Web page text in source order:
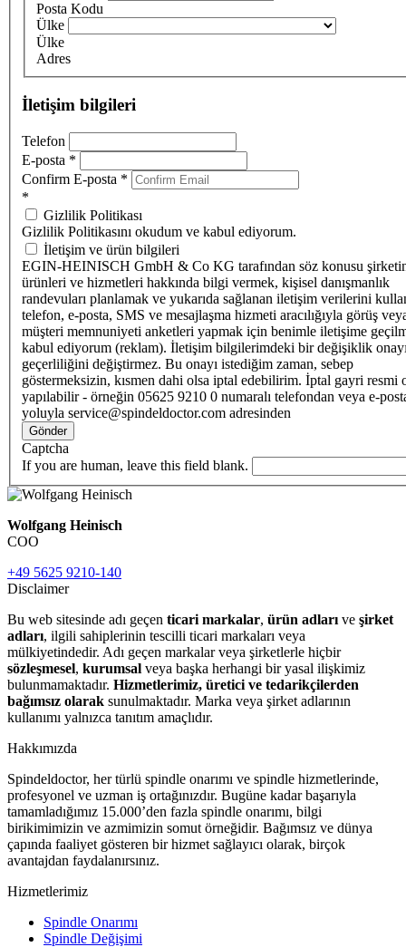
Posta Kodu
Ülke
Ülke
Adres
İletişim bilgileri
Telefon
E-posta *
Confirm E-posta *
*
Gizlilik Politikası
Gizlilik Politikasını okudum ve kabul ediyorum.
İletişim ve ürün bilgileri
EGIN-HEINISCH GmbH & Co KG tarafından söz konusu
ürünleri ve hizmetleri hakkında bilgi vermek, kişisel danışmanlık
randevuları planlamak ve yukarıda sağlanan iletişim verilerini
telefon, e-posta, SMS ve mesajlaşma hizmeti aracılığıyla görüş
müşteri memnuniyeti anketleri yapmak için benimle iletişime
kabul ediyorum (reklam). İletişim bilgilerimdeki bir değişiklik
geçerliliğini değiştirmez. Bu onayı istediğim zaman, sebep
göstermeksizin, kısmen dahi olsa iptal edebilirim. İptal gayri resmi
yapılabilir - örneğin 05625 9210 0 numaralı telefondan veya e-
yoluyla service@spindeldoctor.com adresinden
Gönder
Captcha
If you are human, leave this field blank.
Wolfgang Heinisch
COO
+49 5625 9210-140
Disclaimer
Bu web sitesinde adı geçen ticari markalar, ürün adları ve şirket
adları, ilgili sahiplerinin tescilli ticari markaları veya
mülkiyetindedir. Adı geçen markalar veya şirketlerle hiçbir
sözleşmesel, kurumsal veya başka herhangi bir yasal ilişkimiz
bulunmamaktadır. Hizmetlerimiz, üretici ve tedarikçilerden
bağımsız olarak sunulmaktadır. Marka veya şirket adlarının
kullanımı yalnızca tanıtım amaçlıdır.
Hakkımızda
Spindeldoctor, her türlü spindle onarımı ve spindle hizmetlerinde,
profesyonel ve uzman iş ortağınızdır. Bugüne kadar başarıyla
tamamladığımız 15.000’den fazla spindle onarımı, bilgi
birikimimizin ve azmimizin somut örneğidir. Bağımsız ve dünya
çapında faaliyet gösteren bir hizmet sağlayıcı olarak, birçok
avantajdan faydalanırsınız.
Hizmetlerimiz
Spindle Onarımı
Spindle Değişimi